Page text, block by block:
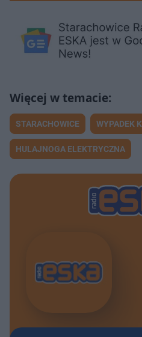
STARACHOWICE WYPADEK
HULAJNOGA ELEKTRYCZNA